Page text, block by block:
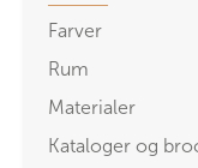
Farver
Rum
Materialer
Kataloger og